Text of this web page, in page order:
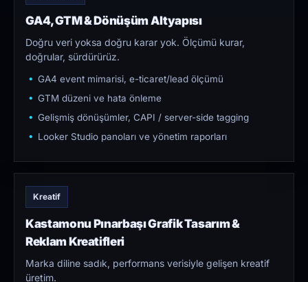
GA4, GTM & Dönüşüm Altyapısı
Doğru veri yoksa doğru karar yok. Ölçümü kurar,
doğrular, sürdürürüz.
GA4 event mimarisi, e-ticaret/lead ölçümü
GTM düzeni ve hata önleme
Gelişmiş dönüşümler, CAPI / server-side tagging
Looker Studio panoları ve yönetim raporları
Kreatif
Kastamonu Pınarbaşı Grafik Tasarım &
Reklam Kreatifleri
Marka diline sadık, performans verisiyle gelişen kreatif
üretim.